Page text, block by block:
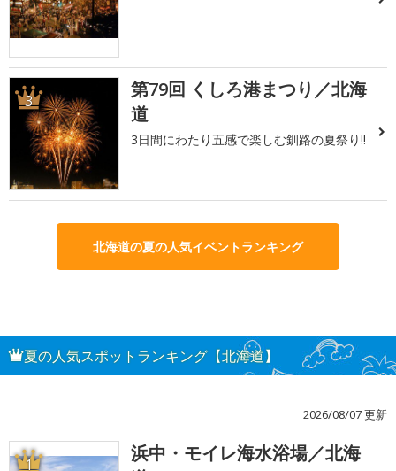
3
第79回 くしろ港まつり／北海
道
3日間にわたり五感で楽しむ釧路の夏祭り!!
北海道の夏の人気イベントランキング
夏の人気スポットランキング【北海道】
2026/08/07 更新
1
浜中・モイレ海水浴場／北海